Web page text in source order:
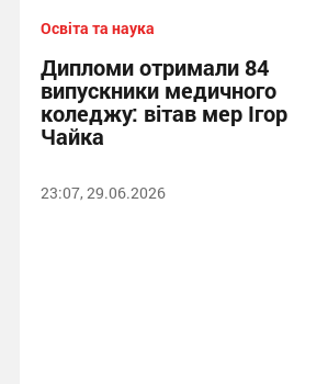
Освіта та наука
Дипломи отримали 84
випускники медичного
коледжу: вітав мер Ігор
Чайка
23:07, 29.06.2026